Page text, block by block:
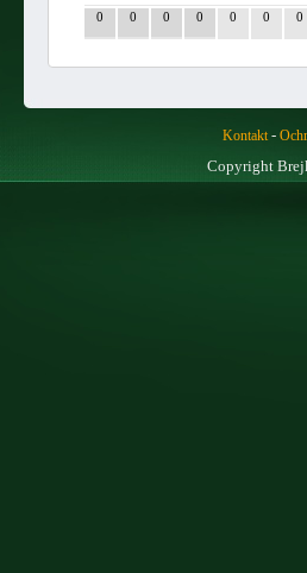
0 0 0 0 0 0 0
Kontakt-
Copyright